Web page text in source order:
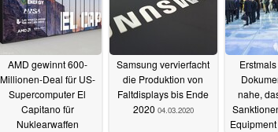
AMD gewinnt 600-
Millionen-Deal für US-
Supercomputer El
Capitano für
Nuklearwaffen
Samsung vervierfacht
die Produktion von
Faltdisplays bis Ende
2020 04.03.2020
nahe,